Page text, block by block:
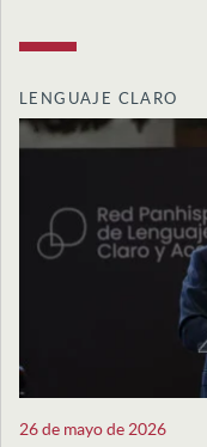
LENGUAJE CLARO
26 de mayo de 2026